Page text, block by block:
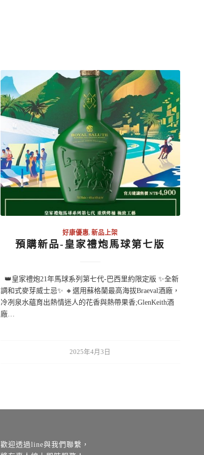
好康優惠,新品上架
預購新品-皇家禮炮馬球第七版
👑皇家禮炮21年馬球系列第七代-巴西里約限定版 ✨全新
調和式麥芽威士忌✨ 🔸選用蘇格蘭最高海拔Braeval酒廠，
冷冽泉水蘊育出熱情迷人的花香與熱帶果香;GlenKeith酒
廠…
2025年4月3日
歡迎透過line與我們聯繫，